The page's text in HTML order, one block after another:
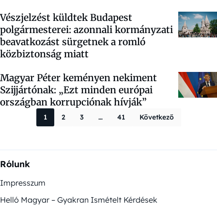
Vészjelzést küldtek Budapest
polgármesterei: azonnali kormányzati
beavatkozást sürgetnek a romló
közbiztonság miatt
Magyar Péter keményen nekiment
Szijjártónak: „Ezt minden európai
országban korrupciónak hívják”
Bejegyzések
1 2 3 … 41 Következő
Rólunk
Impresszum
Helló Magyar – Gyakran Ismételt Kérdések